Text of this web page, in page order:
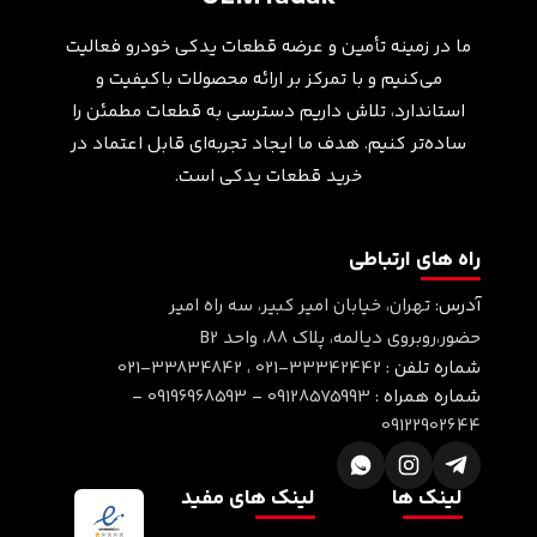
ما در زمینه تأمین و عرضه قطعات یدکی خودرو فعالیت
می‌کنیم و با تمرکز بر ارائه محصولات باکیفیت و
استاندارد، تلاش داریم دسترسی به قطعات مطمئن را
ساده‌تر کنیم. هدف ما ایجاد تجربه‌ای قابل اعتماد در
خرید قطعات یدکی است.
راه های ارتباطی
آدرس:تهران، خیابان امیر کبیر، سه راه امیر
حضور،روبروی دیالمه، پلاک ۸۸، واحد B2
شماره تلفن : 021-33342442 ، 021-33834842
شماره همراه : 09128575993
-
09196968593
-
09122902644
لینک ها لینک های مفید